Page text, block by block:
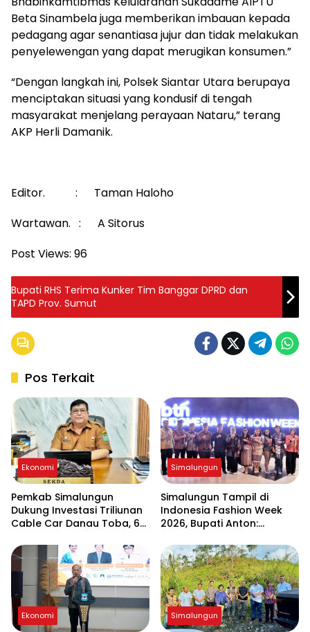
Beta Sinambela juga memberikan imbauan kepada
pedagang agar senantiasa jujur dan tidak melakukan
penyelewengan yang dapat merugikan konsumen.”
“Dengan langkah ini, Polsek Siantar Utara berupaya
menciptakan situasi yang kondusif di tengah
masyarakat menjelang perayaan Nataru,” terang
AKP Herli Damanik.
Editor. : Taman Haloho
Wartawan. : A Sitorus
Post Views: 96
Bupati RHS Terima Kunker Tim Banggar DPRD dan
TAPD Prov. Sumut
Pos Terkait
Ekonomi
Pemkab Simalungun
Dukung Investasi Triliunan
Cable Car Danau Toba, 60
Simalungun
Simalungun Tampil di
Indonesia Fashion Week
2026, Bupati Anton:
Penggerak Ekonomi dan
Pendidikan Karakter
Ekonomi Simalungun